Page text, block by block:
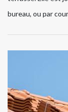
bureau, ou par